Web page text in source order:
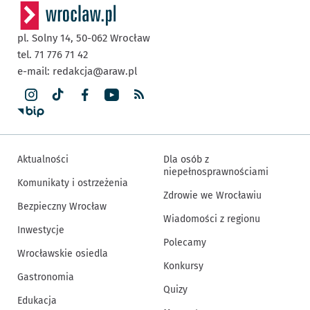
pl. Solny 14, 50-062 Wrocław
tel. 71 776 71 42
e-mail: redakcja@araw.pl
Aktualności
Komunikaty i ostrzeżenia
Bezpieczny Wrocław
Inwestycje
Wrocławskie osiedla
Gastronomia
Edukacja
Dla osób z
niepełnosprawnościami
Zdrowie we Wrocławiu
Wiadomości z regionu
Polecamy
Konkursy
Quizy